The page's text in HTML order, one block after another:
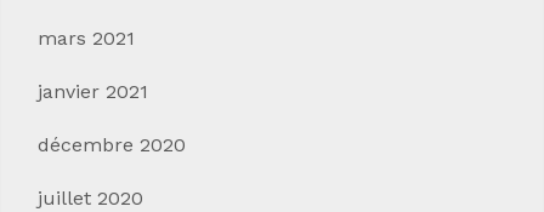
mars 2021
janvier 2021
décembre 2020
juillet 2020